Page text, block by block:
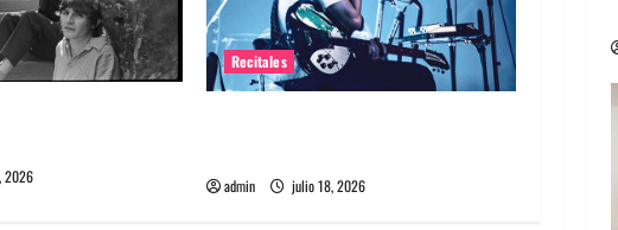
2026
Recitales
admin julio 18, 2026